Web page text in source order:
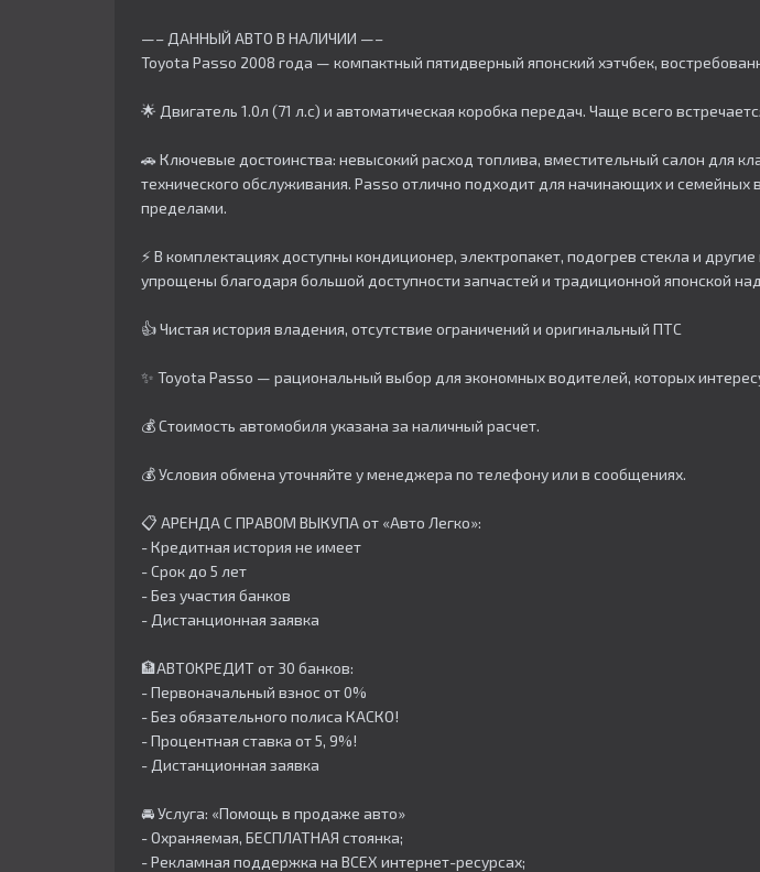
—– ДАННЫЙ АВТО В НАЛИЧИИ —–
Toyota Passo 2008 года — компактный пятидверный японский хэтчбек,
🌟 Двигатель 1.0л (71 л.с) и автоматическая коробка передач. Чаще всего
🚗 Ключевые достоинства: невысокий расход топлива, вместительный салон для
технического обслуживания. Passo отлично подходит для начинающих и семейных
пределами.​
⚡ В комплектациях доступны кондиционер, электропакет, подогрев стекла и
упрощены благодаря большой доступности запчастей и традиционной японской
👍 Чистая история владения, отсутствие ограничений и оригинальный ПТС
✨ Toyota Passo — рациональный выбор для экономных водителей, которых
💰 Стоимость автомобиля указана за наличный расчет.
💰 Условия обмена уточняйте у менеджера по телефону или в сообщениях.
📋 АРЕНДА С ПРАВОМ ВЫКУПА от «Авто Легко»:
- Кредитная история не имеет
- Срок до 5 лет
- Без участия банков
- Дистанционная заявка
🏦АВТОКРЕДИТ от 30 банков:
- Первоначальный взнос от 0%
- Без обязательного полиса КАСКО!
- Процентная ставка от 5, 9%!
- Дистанционная заявка
🚘 Услуга: «Помощь в продаже авто»
- Охраняемая, БЕСПЛАТНАЯ стоянка;
- Рекламная поддержка на ВСЕХ интернет-ресурсах;